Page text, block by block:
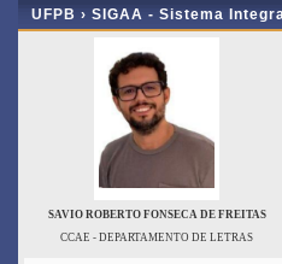
UFPB › SIGAA - Sistema
SAVIO ROBERTO FONSECA DE FREITAS
CCAE - DEPARTAMENTO DE LETRAS